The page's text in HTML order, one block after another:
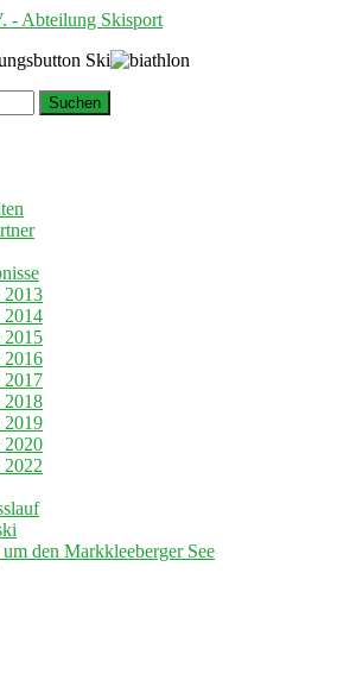
2013
2014
2015
2016
2017
2018
2019
2020
2022
den Markkleeberger See